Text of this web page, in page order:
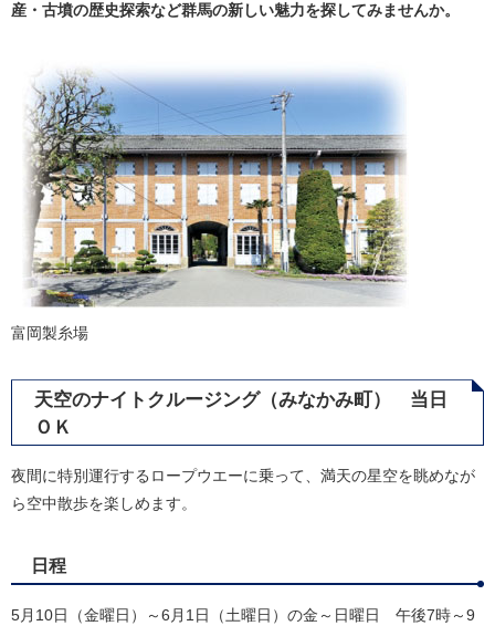
産・古墳の歴史探索など群馬の新しい魅力を探してみませんか。
富岡製糸場
天空のナイトクルージング（みなかみ町） 当日
ＯＫ
夜間に特別運行するロープウエーに乗って、満天の星空を眺めなが
ら空中散歩を楽しめます。
日程
5月10日（金曜日）～6月1日（土曜日）の金～日曜日 午後7時～9